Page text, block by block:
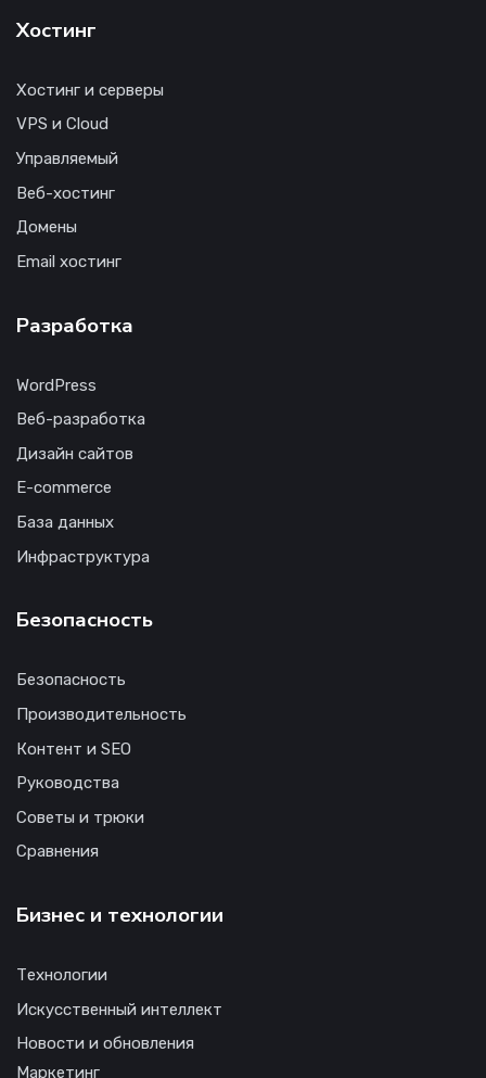
Хостинг
Хостинг и серверы
VPS и Cloud
Управляемый
Веб-хостинг
Домены
Email хостинг
Разработка
WordPress
Веб-разработка
Дизайн сайтов
E-commerce
База данных
Инфраструктура
Безопасность
Безопасность
Производительность
Контент и SEO
Руководства
Советы и трюки
Сравнения
Бизнес и технологии
Технологии
Искусственный интеллект
Новости и обновления
Маркетинг